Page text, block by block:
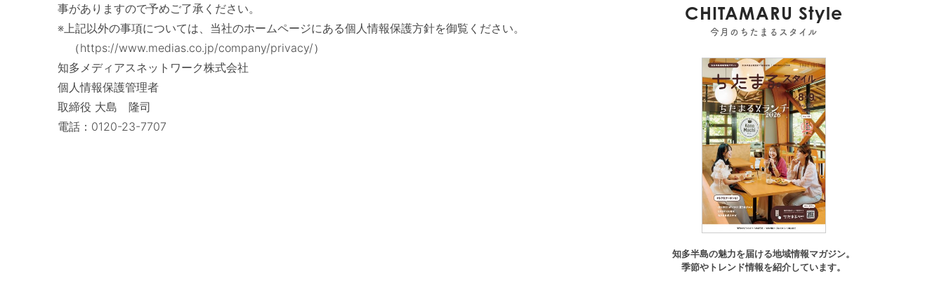
事がありますので予めご了承ください。
※上記以外の事項については、当社のホームページにある個人情報保護方針を御覧ください。
（https://www.medias.co.jp/company/privacy/）
知多メディアスネットワーク株式会社
個人情報保護管理者
取締役 大島 隆司
電話：0120-23-7707
CHITAMARU Style
今月のちたまるスタイル
知多半島の魅力を届ける地域情報マガジン。
季節やトレンド情報を紹介しています。